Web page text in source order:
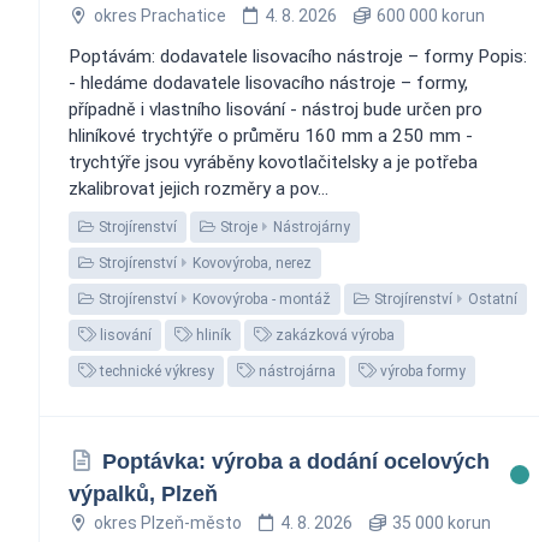
okres Prachatice 4. 8. 2026 600 000 korun
Poptávám: dodavatele lisovacího nástroje – formy Popis:
- hledáme dodavatele lisovacího nástroje – formy,
případně i vlastního lisování - nástroj bude určen pro
hliníkové trychtýře o průměru 160 mm a 250 mm -
trychtýře jsou vyráběny kovotlačitelsky a je potřeba
zkalibrovat jejich rozměry a pov...
Strojírenství Stroje Nástrojárny
Strojírenství Kovovýroba, nerez
Strojírenství Kovovýroba - montáž Strojírenství Ostatní
lisování hliník zakázková výroba
technické výkresy nástrojárna výroba formy
Poptávka: výroba a dodání ocelových
výpalků, Plzeň
okres Plzeň-město 4. 8. 2026 35 000 korun